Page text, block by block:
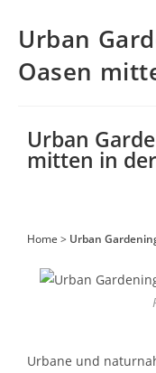
Urban
Oasen
Urban
mitten in
Home > Urban
Urbane und